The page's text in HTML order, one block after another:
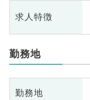
求人特徴
勤務地
勤務地